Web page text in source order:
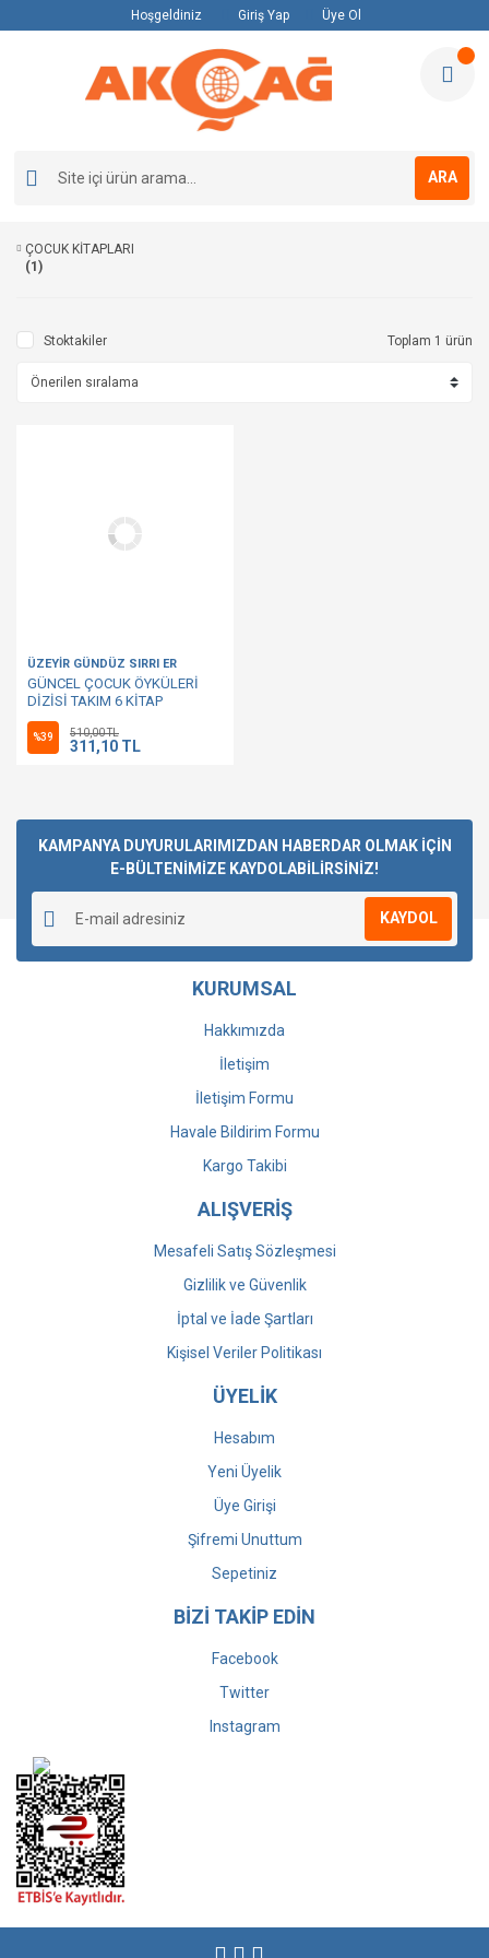
Hoşgeldiniz Giriş Yap Üye Ol
ARA
ÇOCUK KİTAPLARI
(1)
Stoktakiler Toplam 1 ürün
ÜZEYİR GÜNDÜZ SIRRI ER
GÜNCEL ÇOCUK ÖYKÜLERİ
DİZİSİ TAKIM 6 KİTAP
%39 510,00 TL
311,10 TL
KAMPANYA DUYURULARIMIZDAN HABERDAR OLMAK İÇİN
E-BÜLTENİMİZE KAYDOLABİLİRSİNİZ!
KAYDOL
KURUMSAL
Hakkımızda
İletişim
İletişim Formu
Havale Bildirim Formu
Kargo Takibi
ALIŞVERİŞ
Mesafeli Satış Sözleşmesi
Gizlilik ve Güvenlik
İptal ve İade Şartları
Kişisel Veriler Politikası
ÜYELİK
Hesabım
Yeni Üyelik
Üye Girişi
Şifremi Unuttum
Sepetiniz
BİZİ TAKİP EDİN
Facebook
Twitter
Instagram